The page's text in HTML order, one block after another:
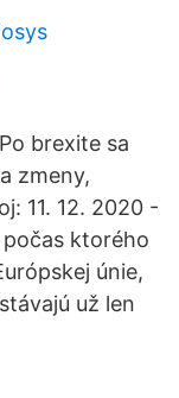
brexite sa
zmeny,
11. 12. 2020 -
ktorého
únie,
už len